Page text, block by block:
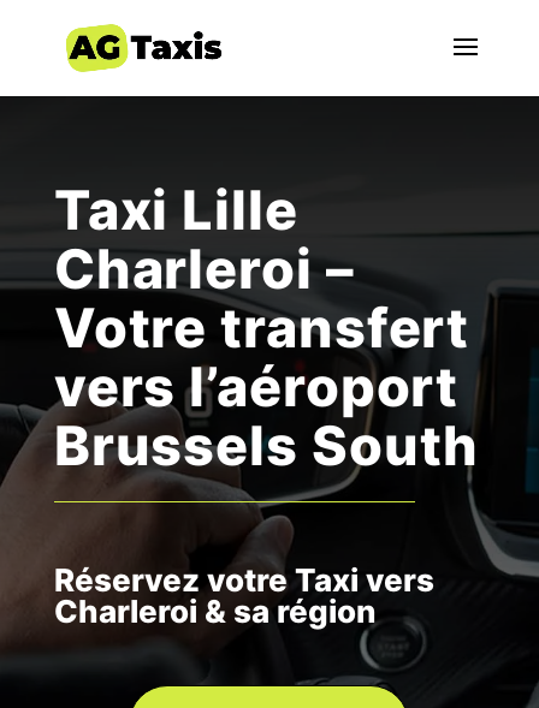
Taxi Lille
Charleroi –
Votre transfert
vers l’aéroport
Brussels South
Réservez votre Taxi vers
Charleroi & sa région